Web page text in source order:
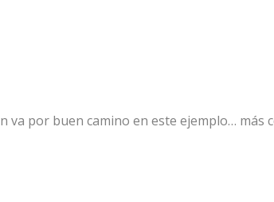
va por buen camino en este ejemplo… más